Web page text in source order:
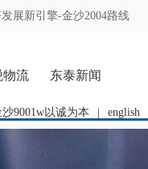
展新引擎-金沙2004路线
9001w以诚为本 english
物流 东泰新闻